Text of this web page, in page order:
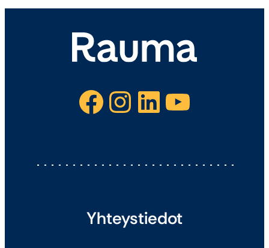
Facebook Instagram LinkedIn YouTube
Yhteystiedot